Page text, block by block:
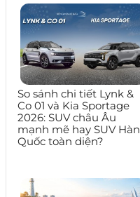
So sánh chi tiết Lynk &
Co 01 và Kia Sportage
2026: SUV châu Âu
mạnh mẽ hay SUV Hàn
Quốc toàn diện?